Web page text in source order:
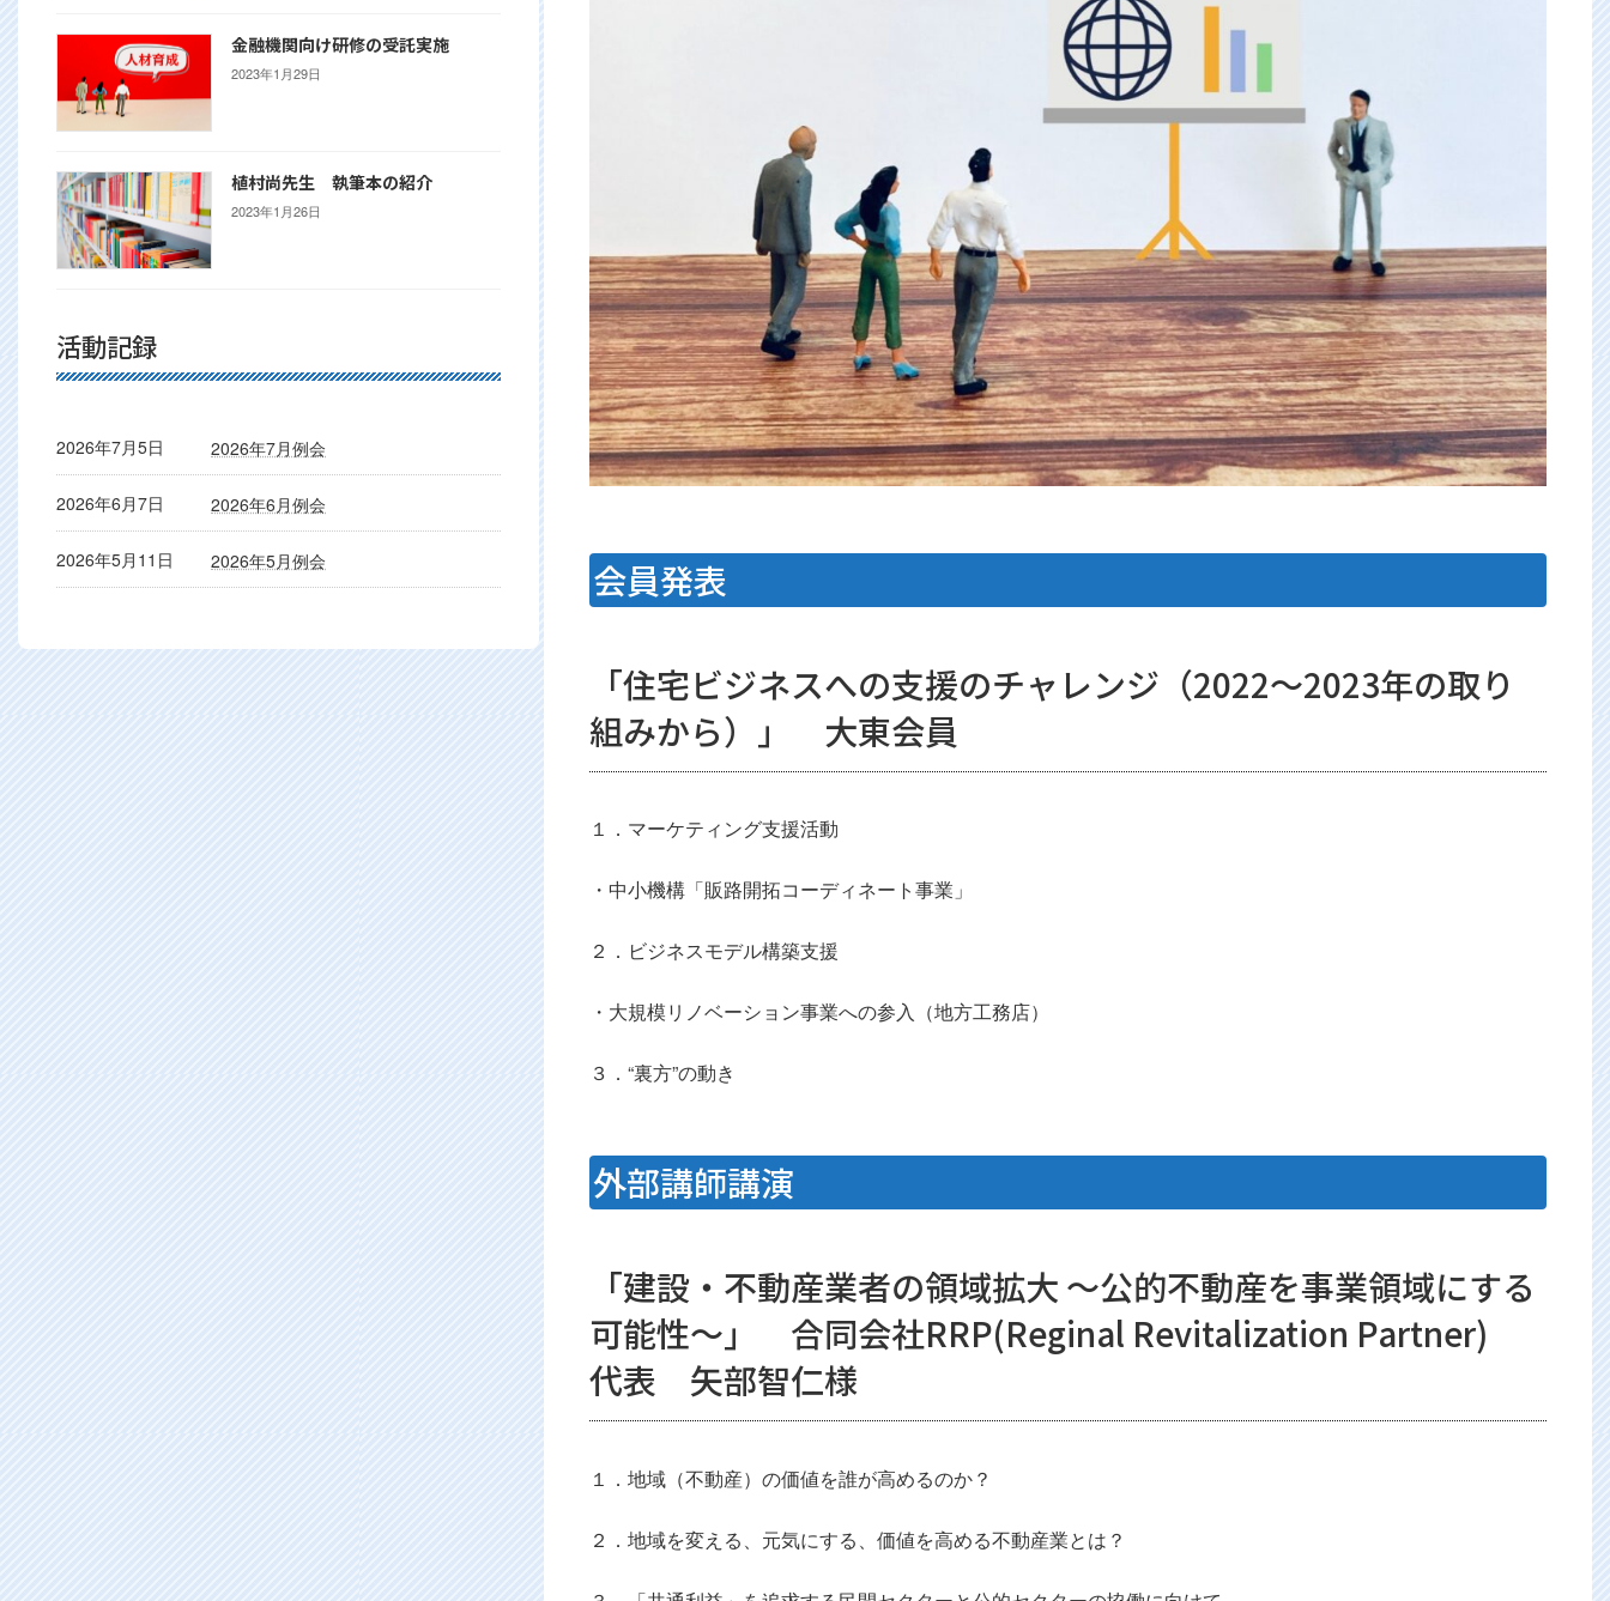
会員発表
「住宅ビジネスへの支援のチャレンジ（2022～2023年の取り
組みから）」 大東会員
１．マーケティング支援活動
・中小機構「販路開拓コーディネート事業」
２．ビジネスモデル構築支援
・大規模リノベーション事業への参入（地方工務店）
３．“裏方”の動き
外部講師講演
「建設・不動産業者の領域拡大 ～公的不動産を事業領域にする
可能性～」 合同会社RRP(Reginal Revitalization Partner)
代表 矢部智仁様
１．地域（不動産）の価値を誰が高めるのか？
２．地域を変える、元気にする、価値を高める不動産業とは？
金融機関向け研修の受託実施
2023年1月29日
植村尚先生 執筆本の紹介
2023年1月26日
活動記録
2026年7月5日 2026年7月例会
2026年6月7日 2026年6月例会
2026年5月11日 2026年5月例会